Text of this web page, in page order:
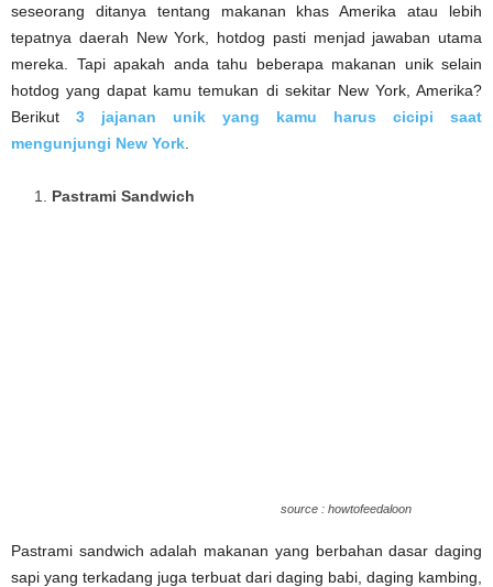
seseorang ditanya tentang makanan khas Amerika atau lebih
tepatnya daerah New York, hotdog pasti menjad jawaban utama
mereka. Tapi apakah anda tahu beberapa makanan unik selain
hotdog yang dapat kamu temukan di sekitar New York, Amerika?
Berikut 3 jajanan unik yang kamu harus cicipi saat
mengunjungi New York
Pastrami Sandwich
source : howtofeedaloon
Pastrami sandwich adalah makanan yang berbahan dasar daging
sapi yang terkadang juga terbuat dari daging babi, daging kambing,